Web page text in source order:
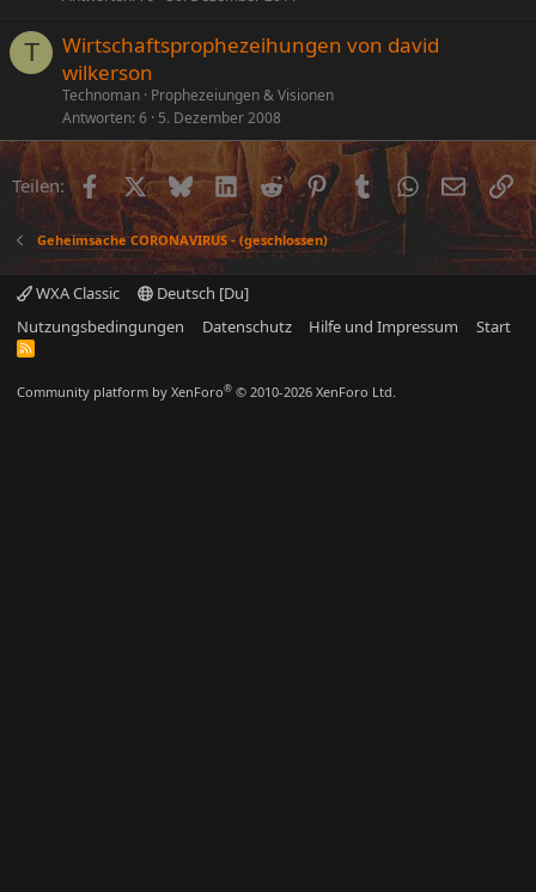
T
Wirtschaftsprophezeihungen von david
wilkerson
Technoman Prophezeiungen & Visionen
Antworten 6 5. Dezember 2008
Teilen: FacebookX (Twitter)
BlueskyLinkedInRedditPinterestTumblrWhatsApp
E-Mail
Geheimsache CORONAVIRUS - (geschlossen)
WXA Classic
Deutsch [Du]
Nutzungsbedingungen
Datenschutz Hilfe und Impressum Start
R
Community platform by XenForo® © 2010-2026 XenForo Ltd.